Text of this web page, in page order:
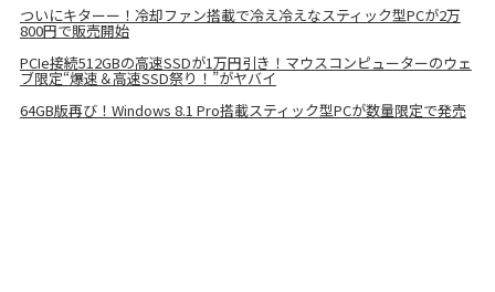
ついにキターー！冷却ファン搭載で冷え冷えなスティック型PCが2万
800円で販売開始
PCIe接続512GBの高速SSDが1万円引き！マウスコンピューターのウェ
ブ限定“爆速＆高速SSD祭り！”がヤバイ
64GB版再び！Windows 8.1 Pro搭載スティック型PCが数量限定で発売